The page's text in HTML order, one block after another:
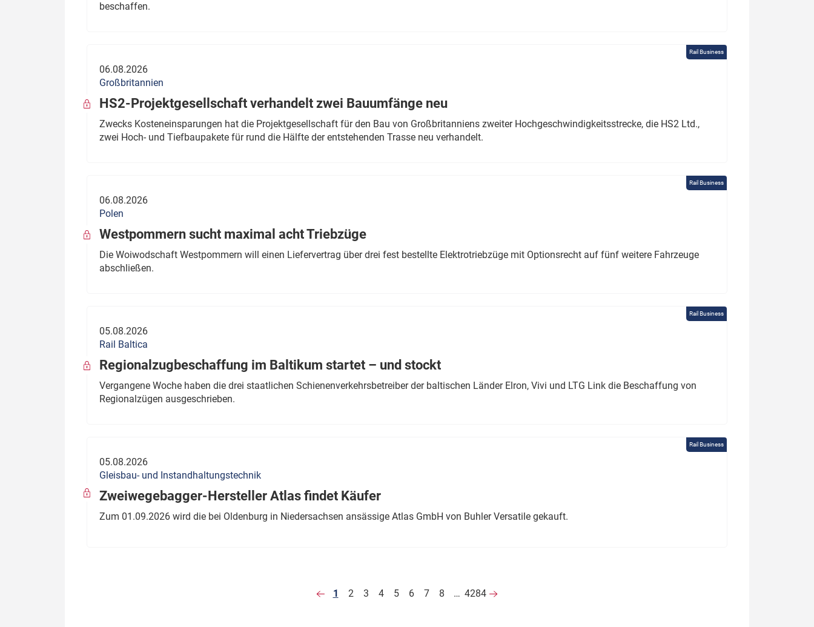
beschaffen.
Rail Business
06.08.2026
Großbritannien
HS2-Projektgesellschaft verhandelt zwei Bauumfänge neu
Zwecks Kosteneinsparungen hat die Projektgesellschaft für den Bau von Großbritanniens zweiter Hochgeschwindigkeitsstrecke, die HS2 Ltd.,
zwei Hoch- und Tiefbaupakete für rund die Hälfte der entstehenden Trasse neu verhandelt.
Rail Business
06.08.2026
Polen
Westpommern sucht maximal acht Triebzüge
Die Woiwodschaft Westpommern will einen Liefervertrag über drei fest bestellte Elektrotriebzüge mit Optionsrecht auf fünf weitere Fahrzeuge
abschließen.
Rail Business
05.08.2026
Rail Baltica
Regionalzugbeschaffung im Baltikum startet – und stockt
Vergangene Woche haben die drei staatlichen Schienenverkehrsbetreiber der baltischen Länder Elron, Vivi und LTG Link die Beschaffung von
Regionalzügen ausgeschrieben.
Rail Business
05.08.2026
Gleisbau- und Instandhaltungstechnik
Zweiwegebagger-Hersteller Atlas findet Käufer
Zum 01.09.2026 wird die bei Oldenburg in Niedersachsen ansässige Atlas GmbH von Buhler Versatile gekauft.
1 2 3 4 5 6 7 8 … 4284